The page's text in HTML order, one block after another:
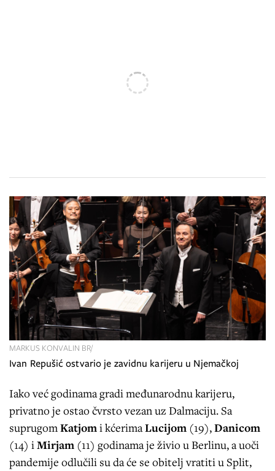
Ivan Repušić ostvario je zavidnu karijeru u Njemačkoj
MARKUS KONVALIN BR/
Iako već godinama gradi međunarodnu karijeru,
privatno je ostao čvrsto vezan uz Dalmaciju. Sa
suprugomKatjomi kćerimaLucijom (19),Danicom
(14) iMirjam (11) godinama je živio u Berlinu, a uoči
pandemije odlučili su da će se obitelj vratiti u Split,